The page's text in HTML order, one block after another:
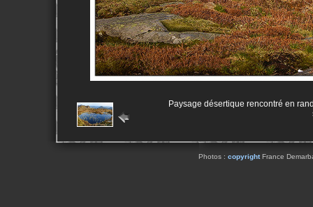
Paysage désertique rencontré en
Photos : copyrightFrance